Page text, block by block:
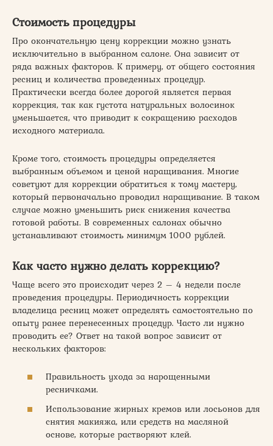
Стоимость процедуры
Про окончательную цену коррекции можно узнать
исключительно в выбранном салоне. Она зависит от
ряда важных факторов. К примеру, от общего состояния
ресниц и количества проведенных процедур.
Практически всегда более дорогой является первая
коррекция, так как густота натуральных волосинок
уменьшается, что приводит к сокращению расходов
исходного материала.
Кроме того, стоимость процедуры определяется
выбранным объемом и ценой наращивания. Многие
советуют для коррекции обратиться к тому мастеру,
который первоначально проводил наращивание. В таком
случае можно уменьшить риск снижения качества
готовой работы. В современных салонах обычно
устанавливают стоимость минимум 1000 рублей.
Как часто нужно делать коррекцию?
Чаще всего это происходит через 2 – 4 недели после
проведения процедуры. Периодичность коррекции
владелица ресниц может определять самостоятельно по
опыту ранее перенесенных процедур. Часто ли нужно
проводить ее? Ответ на такой вопрос зависит от
нескольких факторов:
Правильность ухода за нарощенными
ресничками.
Использование жирных кремов или лосьонов для
снятия макияжа, или средств на масляной
основе, которые растворяют клей.